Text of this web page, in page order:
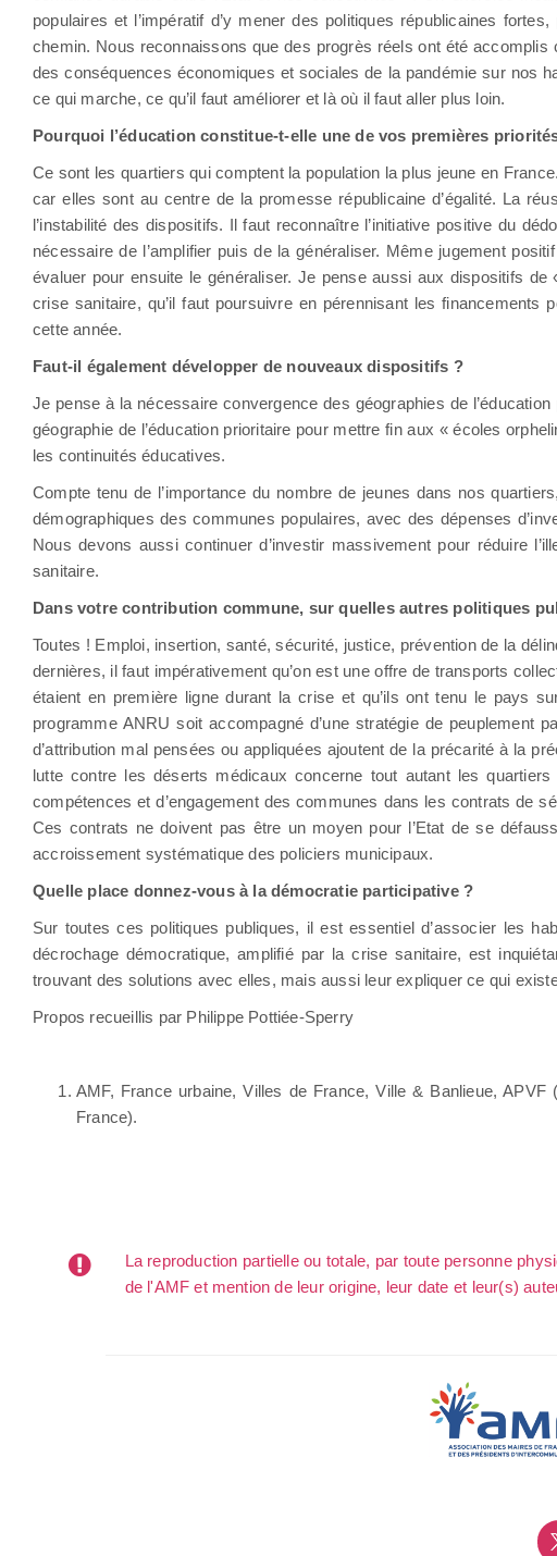
populaires et l’impératif d’y mener des politiques républicaines
chemin. Nous reconnaissons que des progrès réels ont été
des conséquences économiques et sociales de la pandémie sur nos
ce qui marche, ce qu’il faut améliorer et là où il faut aller plus loin.
Pourquoi l’éducation constitue-t-elle une de vos premières
Ce sont les quartiers qui comptent la population la plus jeune en
car elles sont au centre de la promesse républicaine d’égalité. La
l’instabilité des dispositifs. Il faut reconnaître l’initiative positive du
nécessaire de l’amplifier puis de la généraliser. Même jugement
évaluer pour ensuite le généraliser. Je pense aussi aux dispositifs
crise sanitaire, qu’il faut poursuivre en pérennisant les
cette année.
Faut-il également développer de nouveaux dispositifs ?
Je pense à la nécessaire convergence des géographies de
géographie de l’éducation prioritaire pour mettre fin aux « écoles
les continuités éducatives.
Compte tenu de l’importance du nombre de jeunes dans nos
démographiques des communes populaires, avec des dépenses
Nous devons aussi continuer d’investir massivement pour réduire
sanitaire.
Dans votre contribution commune, sur quelles autres politiques
Toutes ! Emploi, insertion, santé, sécurité, justice, prévention de la
dernières, il faut impérativement qu’on est une offre de transports
étaient en première ligne durant la crise et qu’ils ont tenu le pays
programme ANRU soit accompagné d’une stratégie de peuplement
d’attribution mal pensées ou appliquées ajoutent de la précarité à la
lutte contre les déserts médicaux concerne tout autant les
compétences et d’engagement des communes dans les contrats de
Ces contrats ne doivent pas être un moyen pour l’Etat de se
accroissement systématique des policiers municipaux.
Quelle place donnez-vous à la démocratie participative ?
Sur toutes ces politiques publiques, il est essentiel d’associer les
décrochage démocratique, amplifié par la crise sanitaire, est
trouvant des solutions avec elles, mais aussi leur expliquer ce qui
Propos recueillis par Philippe Pottiée-Sperry
AMF, France urbaine, Villes de France, Ville & Banlieue,
France).
La reproduction partielle ou totale, par toute personne
de l'AMF et mention de leur origine, leur date et leur(s)